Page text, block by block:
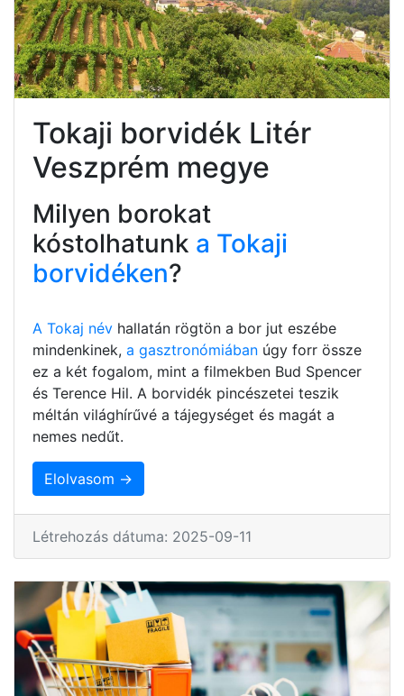
Tokaji borvidék Litér
Veszprém megye
Milyen borokat
kóstolhatunk a Tokaji
borvidéken?
A Tokaj név hallatán rögtön a bor jut eszébe
mindenkinek, a gasztronómiában úgy forr össze
ez a két fogalom, mint a filmekben Bud Spencer
és Terence Hil. A borvidék pincészetei teszik
méltán világhírűvé a tájegységet és magát a
nemes nedűt.
Elolvasom →
Létrehozás dátuma: 2025-09-11